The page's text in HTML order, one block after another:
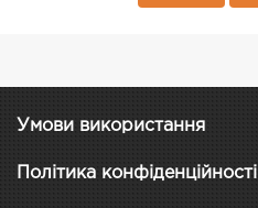
Умови використання
Політика конфіденційності